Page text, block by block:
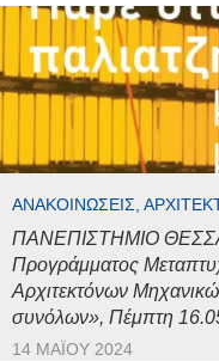
ΑΝΑΚΟΙΝΏΣΕΙΣ,
ΠΑΝΕΠΙΣΤΗΜΙΟ
Προγράμματος
Αρχιτεκτόνων
συνόλων», Πέμπτη
14 ΜΑΪ́ΟΥ 2024